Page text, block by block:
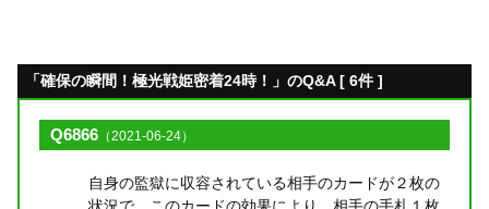
「確保の瞬間！極光戦姫密着24時！」のQ&A [ 6件 ]
Q6866 （2021-06-24）
自身の監獄に収容されている相手のカードが２枚の
状況で、このカードの効果により、相手の手札１枚